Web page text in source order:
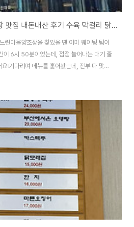
신중동역 느린마을양조장 맛집 내돈내산 후기 수육 막걸리 닭똥집까지
린마을양조장을 찾았을 땐 이미 웨이팅 팀이
이 6시 50분이었는데, 점점 늘어나는 대기 줄
!기다리며 메뉴를 훑어봤는데, 전부 다 맛있
니다.수육부터 닭똥집까지 메뉴 고르기 너무
, 튀김류까지 정말 다양하게 준비돼 있었어요.
미니 닭똥집튀김을 주문했습니다. 확실히 여
는 게 정답인 것 같았어요!혼자 오기보다는
드립니다. 그래야 더 많은 메뉴를 즐기고 맛
..